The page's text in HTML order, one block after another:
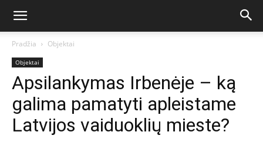
Pradžia Objektai
Objektai
Apsilankymas Irbenėje – ką
galima pamatyti apleistame
Latvijos vaiduoklių mieste?